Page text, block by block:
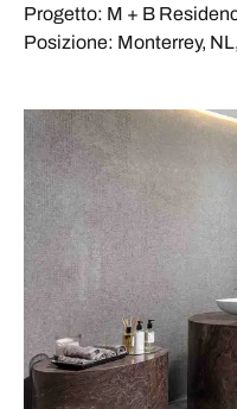
Progetto: M + B
Posizione: Monterrey,